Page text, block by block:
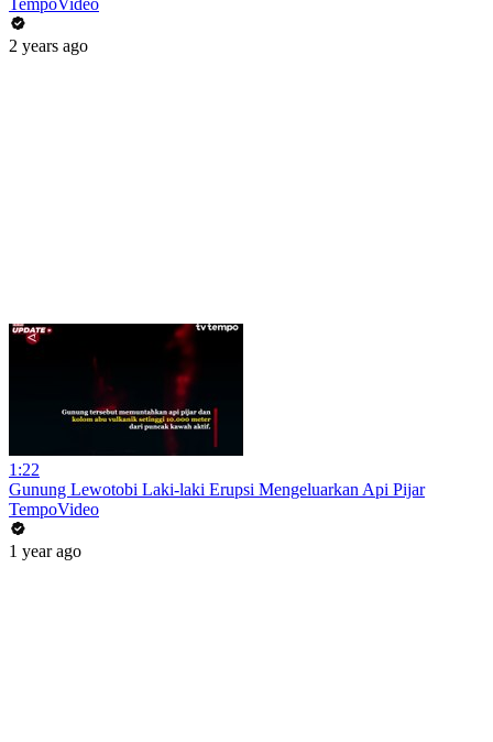
TempoVideo
2 years ago
1:22
Gunung Lewotobi Laki-laki Erupsi Mengeluarkan Api Pijar
TempoVideo
1 year ago